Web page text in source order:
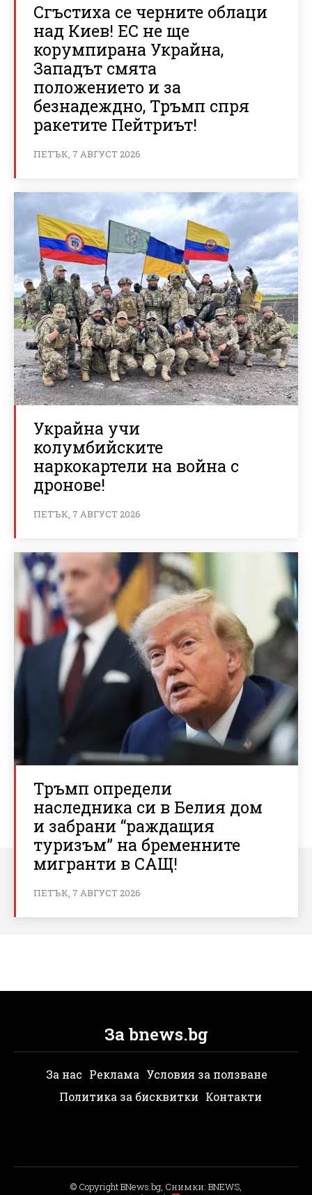
Сгъстиха се черните облаци
над Киев! ЕС не ще
корумпирана Украйна,
Западът смята
положението и за
безнадеждно, Тръмп спря
ракетите Пейтриът!
ПЕТЪК, 7 АВГУСТ 2026
Украйна учи
колумбийските
наркокартели на война с
дронове!
ПЕТЪК, 7 АВГУСТ 2026
Тръмп определи
наследника си в Белия дом
и забрани “раждащия
туризъм” на бременните
мигранти в САЩ!
ПЕТЪК, 7 АВГУСТ 2026
За bnews.bg
За нас Реклама Условия за ползване
Политика за бисквитки Контакти
© Copyright BNews.bg, Снимки: BNEWS,